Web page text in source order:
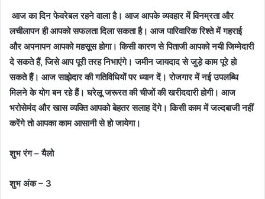
आज का दिन फेवरेबल रहने वाला है। आज आपके व्यवहार में विनम्रता और
लचीलापन ही आपको सफलता दिला सकता है। आज पारिवारिक रिश्ते में गहराई
और अपनापन आपको महसूस होगा। किसी कारण से पिताजी आपको नयी जिम्मेदारी
दे सकते हैं, जिसे आप पूरी तरह निभाएंगे। जमीन जायदाद से जुड़े काम पूरे हो
सकते हैं। आज साझेदार की गतिविधियों पर ध्यान दें। रोजगार में नई उपलब्धि
मिलने के योग बन रहे हैं। घरेलू जरूरत की चीजों की खरीददारी होगी। आज
भरोसेमंद और खास व्यक्ति आपको बेहतर सलाह देंगे। किसी काम में जल्दबाजी नहीं
करेंगे तो आपका काम आसानी से हो जायेगा।
शुभ रंग – यैलो
शुभ अंक – 3